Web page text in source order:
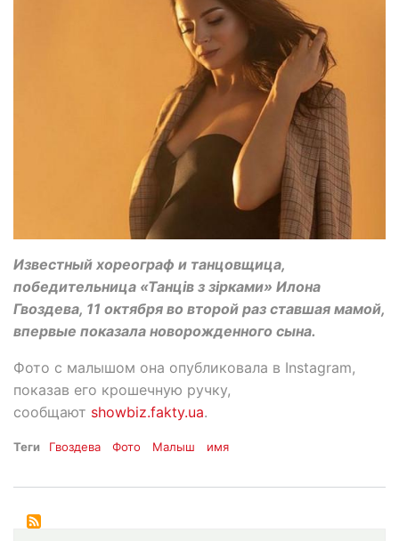
Известный хореограф и танцовщица,
победительница «Танців з зірками» Илона
Гвоздева, 11 октября во второй раз ставшая мамой,
впервые показала новорожденного сына.
Фото с малышом она опубликовала в Instagram,
показав его крошечную ручку,
сообщают showbiz.fakty.ua.
Теги Гвоздева Фото Малыш имя